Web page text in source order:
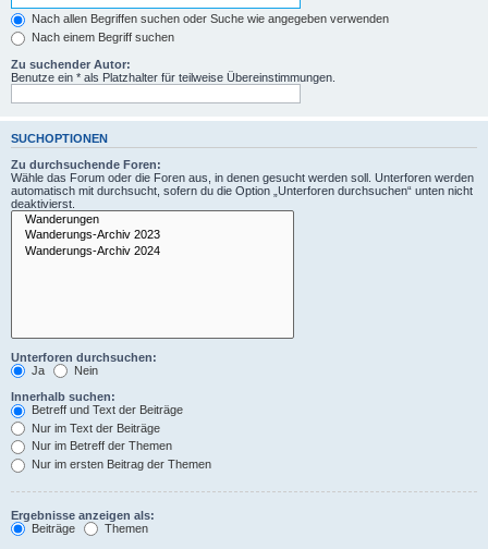
Nach allen Begriffen suchen oder Suche wie angegeben verwenden
Nach einem Begriff suchen
Zu suchender Autor:
Benutze ein * als Platzhalter für teilweise Übereinstimmungen.
SUCHOPTIONEN
Zu durchsuchende Foren:
Wähle das Forum oder die Foren aus, in denen gesucht werden soll. Unterforen werden
automatisch mit durchsucht, sofern du die Option „Unterforen durchsuchen“ unten nicht
deaktivierst.
Unterforen durchsuchen:
Ja
Nein
Innerhalb suchen:
Betreff und Text der Beiträge
Nur im Text der Beiträge
Nur im Betreff der Themen
Nur im ersten Beitrag der Themen
Ergebnisse anzeigen als:
Beiträge
Themen